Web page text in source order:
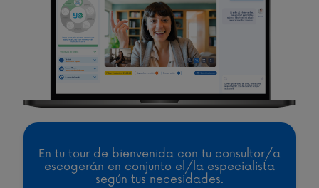
En tu tour de bienvenida con tu consultor/a
escogerán en conjunto el/la especialista
según tus necesidades.